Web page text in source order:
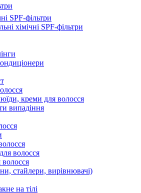
SPF-фільтри
хімічні SPF-фільтри
креми для волосся
випадіння
волосся
стайлери, вирівнювачі)
на тілі